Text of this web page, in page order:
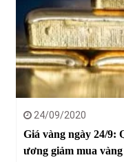
24/09/2020
Giá vàng ngày 24/9:
ương giảm mua vàng